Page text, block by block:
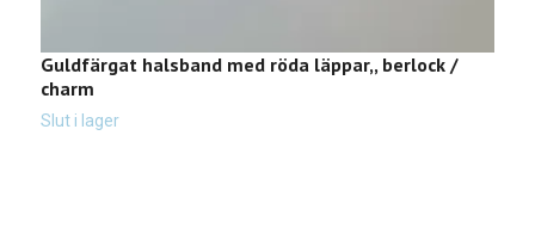
Guldfärgat halsband med röda läppar,, berlock /
charm
Slut i lager